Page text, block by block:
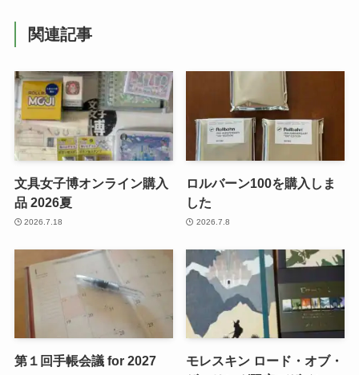
関連記事
文具女子博オンライン購入
品 2026夏
2026.7.18
ロルバーン100を購入しま
した
2026.7.8
第１回手帳会議 for 2027
モレスキン ロード・オブ・